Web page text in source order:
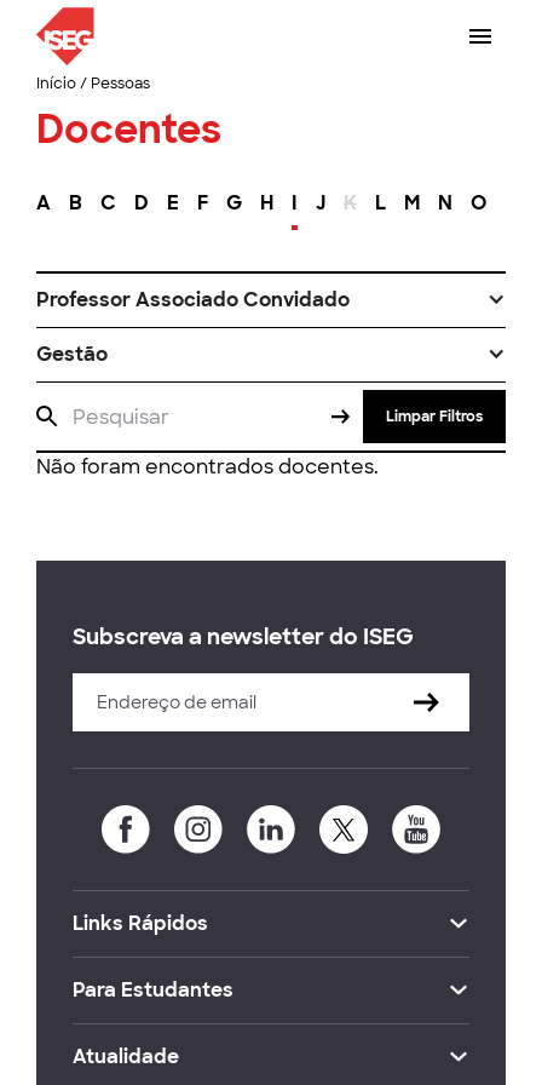
Início/ Pessoas
Docentes
A B C D E F G H I J K L M N O
Professor Associado Convidado
Gestão
Limpar Filtros
Não foram encontrados docentes.
Subscreva a newsletter do ISEG
Links Rápidos
Para Estudantes
Atualidade